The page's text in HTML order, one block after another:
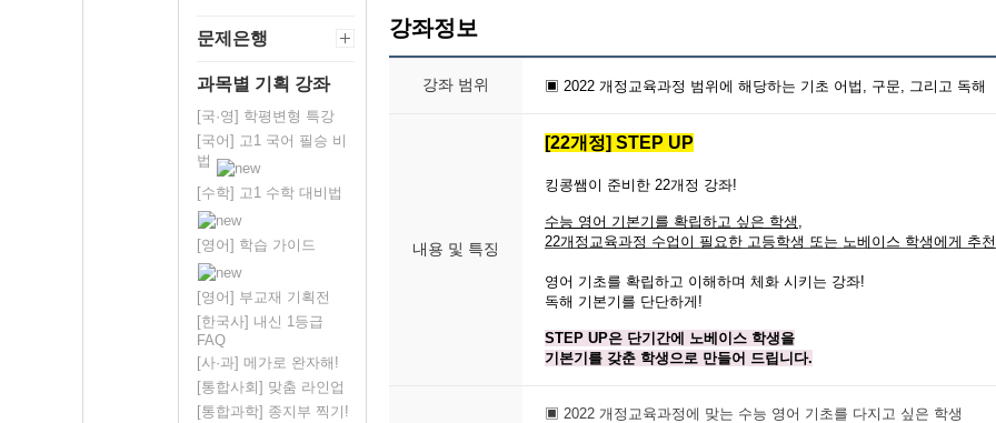
문제은행
과목별 기획 강좌
[국·영] 학평변형 특강
[국어] 고1 국어 필승 비
법
[수학] 고1 수학 대비법
[영어] 학습 가이드
[영어] 부교재 기획전
[한국사] 내신 1등급
FAQ
[사·과] 메가로 완자해!
[통합사회] 맞춤 라인업
[통합과학] 종지부 찍기!
강좌정보
강좌 범위 ▣ 2022 개정교육과정 범위에 해당하는 기초 어법, 구문, 그리고 독해
내용 및 특징
[22개정] STEP UP
킹콩쌤이 준비한 22개정 강좌!
수능 영어 기본기를 확립하고 싶은 학생,
22개정교육과정 수업이 필요한 고등학생 또는 노베이스 학생에게 추
영어 기초를 확립하고 이해하며 체화 시키는 강좌!
독해 기본기를 단단하게!
STEP UP은 단기간에 노베이스 학생을
기본기를 갖춘 학생으로 만들어 드립니다.
▣ 2022 개정교육과정에 맞는 수능 영어 기초를 다지고 싶은 학생